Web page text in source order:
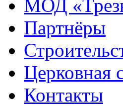
МОД
Партнёры
Церковная
Контакты